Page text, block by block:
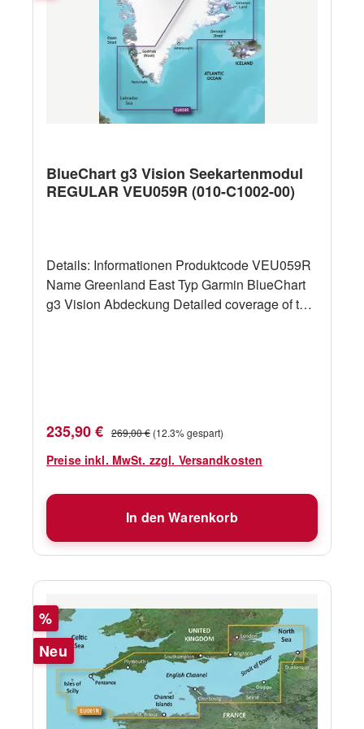
BlueChart g3 Vision Seekartenmodul
REGULAR VEU059R (010-C1002-00)
Details: Informationen Produktcode VEU059R
Name Greenland East Typ Garmin BlueChart
g3 Vision Abdeckung Detailed coverage of the
Hier klicken
Verkaufspreis:
235,90 € Regulärer Preis:
269,00 € (12.3% gespart)
Preise inkl. MwSt. zzgl. Versandkosten
In den Warenkorb
Rabatt
%
Neu